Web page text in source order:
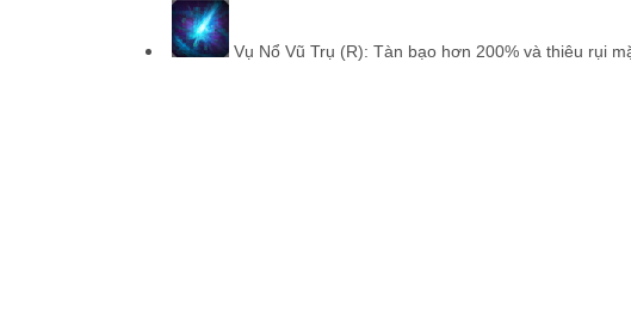
Vụ Nổ Vũ Trụ (R): Tàn bạo hơn 200% và thiêu rụi